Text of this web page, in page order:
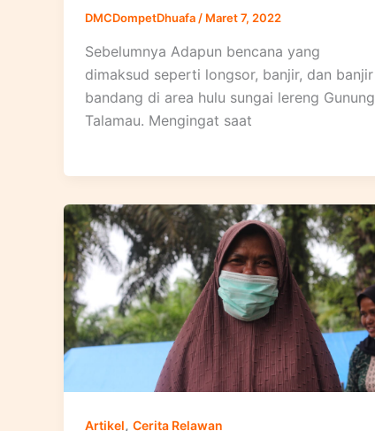
DMCDompetDhuafa/ Maret 7, 2022
Sebelumnya Adapun bencana yang
dimaksud seperti longsor, banjir, dan banjir
bandang di area hulu sungai lereng Gunung
Talamau. Mengingat saat
Artikel, Cerita Relawan